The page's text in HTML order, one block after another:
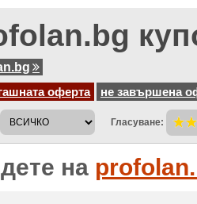
оферта
не завършена
Гласуване:
на